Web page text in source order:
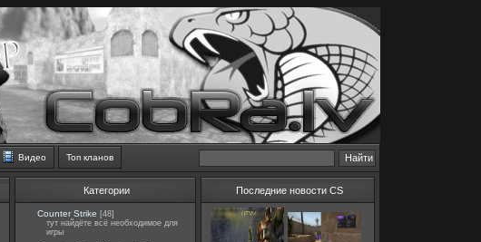
Видео Топ кланов
Категории
Counter Strike [48]
тут найдёте всё необходимое для
игры
Последние новости CS